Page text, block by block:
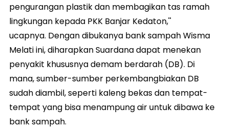
pengurangan plastik dan membagikan tas ramah
lingkungan kepada PKK Banjar Kedaton,''
ucapnya. Dengan dibukanya bank sampah Wisma
Melati ini, diharapkan Suardana dapat menekan
penyakit khususnya demam berdarah (DB). Di
mana, sumber-sumber perkembangbiakan DB
sudah diambil, seperti kaleng bekas dan tempat-
tempat yang bisa menampung air untuk dibawa ke
bank sampah.